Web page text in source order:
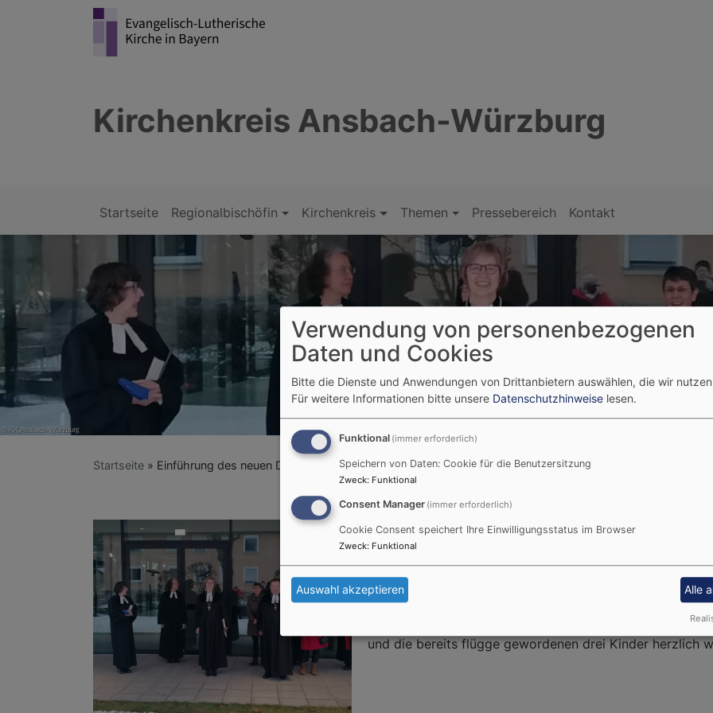
Kirchenkreis Ansbach-Würzburg
Hauptnavigation
Startseite Regionalbischöfin Kirchenkreis Themen Pressebereich Kontakt
Startseite Einführung des neuen Dekans von Bad Neustadt - Herr Karl-Uwe Rasp
Am 09.01.22 führte Regionalbischöfin Gisela Bornowski
Dekanatsbezirkes Bad Neustadt und als Pfarrer der
Neues beginnen und auf das Wachsen der Arbeit zu
Kirchengemeinde und dem Dekanat Mut, getrost nach
schon Dekan in Uffenheim und „ bringe schon bewährte
Bornowski. Die Regionalbischöfin und viele weitere
und die bereits flügge gewordenen drei Kinder herzlich
Verwendung von personenbezogenen
Daten und Cookies
Bitte die Dienste und Anwendungen von Drittanbietern auswählen, die wir
Für weitere Informationen bitte unsere Datenschutzhinweise lesen.
Funktional (immer erforderlich)
Speichern von Daten: Cookie für die Benutzersitzung
Zweck: Funktional
Consent Manager (immer erforderlich)
Cookie Consent speichert Ihre Einwilligungsstatus im Browser
Zweck: Funktional
Auswahl akzeptieren Alle